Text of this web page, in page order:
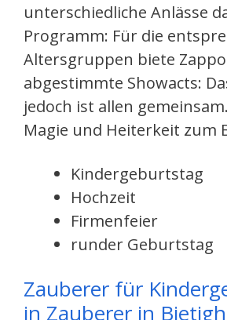
unterschiedliche Anlässe
Programm: Für die
Altersgruppen biete
abgestimmte Showacts:
jedoch ist allen gemeinsam.
Magie und Heiterkeit zum
Kindergeburtstag
Hochzeit
Firmenfeier
runder Geburtstag
Zauberer für
in Zauberer in